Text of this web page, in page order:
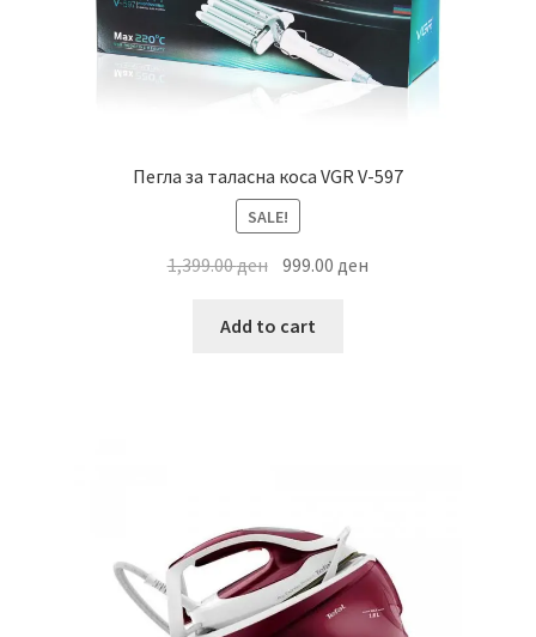
Пегла за таласна коса VGR V-597
SALE!
1,399.00ден Original
was:
999.00ден
Add to cart